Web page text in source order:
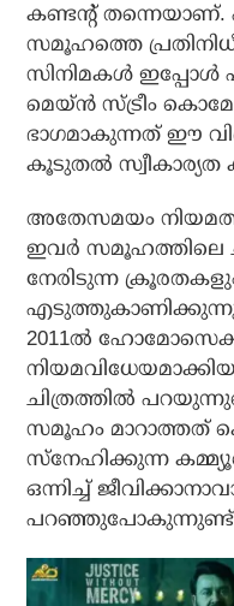
കണ്ടന്റ് തന്നെയാണ്.
സമൂഹത്തെ
സിനിമകള്‍
മെയ്ന്‍ സ്ട്രീം
ഭാഗമാകുന്നത് ഈ
കൂടുതല്‍ സ്വീകാര്യത
അതേസമയം
ഇവര്‍ സമൂഹത്തിലെ
നേരിടുന്ന
2011ല്‍
ചിത്രത്തില്‍
സമൂഹം മാറാത്തത്
സ്‌നേഹിക്കുന്ന
ഒന്നിച്ച്